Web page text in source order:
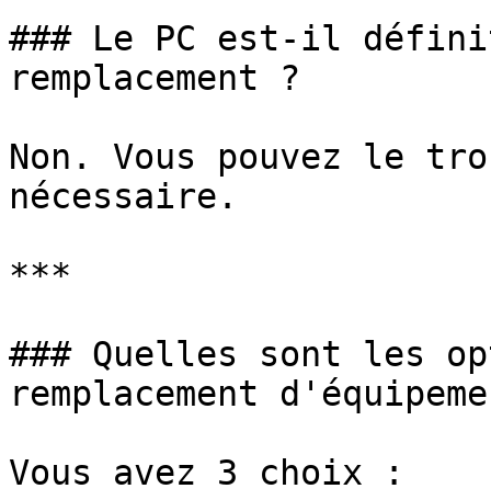
### Le PC est-il
remplacement ?
Non. Vous pouvez le
nécessaire.
***
### Quelles sont les
remplacement
Vous avez 3 choix :